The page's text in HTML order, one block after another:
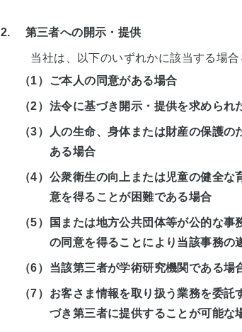
2. 第三者への開示・提供
当社は、以下のいずれかに該当する場合
（1）
ご本人の同意がある場合
（2） 法令に基づき開示・提供を求められ
（3）
人の生命、身体または財産の保護
ある場合
（4） 公衆衛生の向上または児童の健全な
意を得ることが困難である場合
（5）
国または地方公共団体等が公的な
の同意を得ることにより当該事務の
（6） 当該第三者が学術研究機関である場
（7）
お客さま情報を取り扱う業務を委託
づき第三者に提供することが可能な